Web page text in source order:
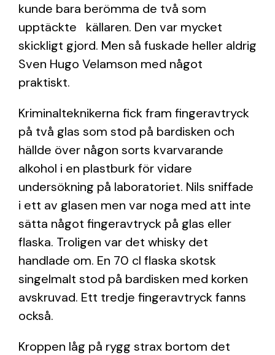
kunde bara berömma de två som
upptäckte
källaren. Den var mycket
skickligt gjord. Men så fuskade heller aldrig
Sven Hugo Velamson med något
praktiskt.
Kriminalteknikerna fick fram fingeravtryck
på två glas som stod på bardisken och
hällde över någon sorts kvarvarande
alkohol i en plastburk för vidare
undersökning på laboratoriet. Nils sniffade
i ett av glasen men var noga med att inte
sätta något fingeravtryck på glas eller
flaska. Troligen var det whisky det
handlade om. En 70 cl flaska skotsk
singelmalt stod på bardisken med korken
avskruvad. Ett tredje fingeravtryck fanns
också.
Kroppen låg på rygg strax bortom det